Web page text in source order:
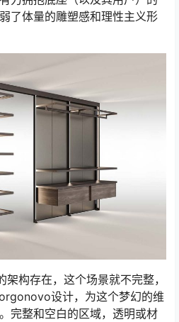
了体量的雕塑感和理性主义形
构存在，这个场景就不完整，
设计，为这个梦幻的维
完整和空白的区域，透明或材